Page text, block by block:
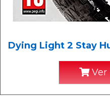
Dying Light 2 Stay
Ver